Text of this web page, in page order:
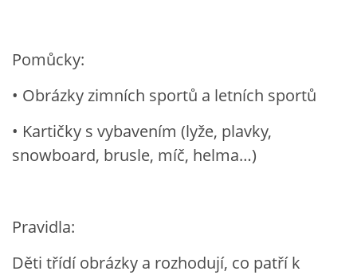
SVATÝ MARTIN
SVATÁ KATEŘINA 25.LISTOPADU
SVATÁ BARBORA 4.12.
MASOPUST
Pomůcky:
• Obrázky zimních sportů a letních sportů
• Kartičky s vybavením (lyže, plavky,
snowboard, brusle, míč, helma…)
Pravidla:
Děti třídí obrázky a rozhodují, co patří k